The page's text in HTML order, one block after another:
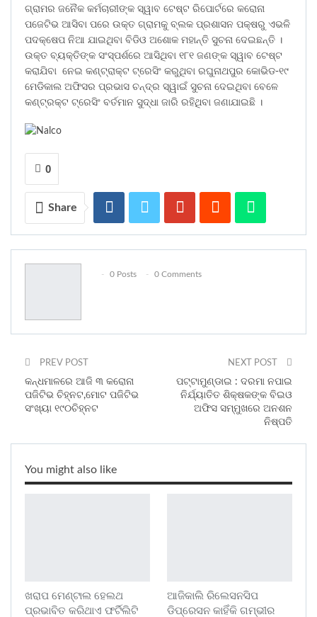
ଗ୍ରାମର ଜନୈକ କର୍ମଚାରୀଙ୍କ ସ୍ୱାବ ଟେଷ୍ଟ ରିପୋର୍ଟରେ କରୋନା
ପଜେଟିଭ ଆସିବା ପରେ ଉକ୍ତ ଗ୍ରାମକୁ ବ୍ଲକ ପ୍ରଶାସନ ପକ୍ଷରୁ ଏଭଳି
ପଦକ୍ଷେପ ନିଆ ଯାଇଥିବା ବିଡିଓ ଅଶୋକ ମହାନ୍ତି ସୁଚନା ଦେଇଛନ୍ତି ।
ଉକ୍ତ ବ୍ୟକ୍ତିଙ୍କ ସଂସ୍ପର୍ଶରେ ଆସିଥିବା ୧୮୧ ଜଣଙ୍କ ସ୍ୱାବ ଟେଷ୍ଟ
କରାଯିବା ନେଇ କଣ୍ଟ୍ରାକ୍ଟ ଟ୍ରେସିଂ କରୁଥିବା ରଘୁନାଥପୁର କୋଭିଡ-୧୯
ମେଡିକାଲ ଅଫିସର ପ୍ରଭାସ ଚନ୍ଦ୍ର ସ୍ୱାଇଁ ସୁଚନା ଦେଇଥିବା ବେଳେ
କଣ୍ଟ୍ରକ୍ଟ ଟ୍ରେସିଂ ବର୍ତମାନ ସୁଦ୍ଧା ଜାରି ରହିଥିବା ଜଣାଯାଇଛି ।
0
Share
0 Posts 0 Comments
PREV POST
କନ୍ଧମାଳରେ ଆଜି ୩ କରୋନା
ପଜିଟିଭ ଚିହ୍ନଟ,ମୋଟ ପଜିଟିଭ
ସଂଖ୍ୟା ୧୯୦ଚିହ୍ନଟ
NEXT POST
ପଟ୍ଟାମୁଣ୍ଡାଇ : ଦରମା ନପାଇ
ନିର୍ଯ୍ୟାତିତ ଶିକ୍ଷକଙ୍କ ବିଇଓ
ଅଫିସ ସମ୍ମୁଖରେ ଅନଶନ
ନିଷ୍ପତି
You might also like
ଖରାପ ମେଣ୍ଟାଲ ହେଲଥ
ପ୍ରଭାବିତ କରିଥାଏ ଫର୍ଟିଲିଟି
ଆଜିକାଲି ରିଲେସନସିପ
ଡିପ୍ରେସନ କାହିଁକି ଗମ୍ଭୀର